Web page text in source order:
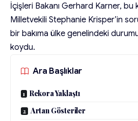
İçişleri Bakanı Gerhard Karner, bu
Milletvekili Stephanie Krisper’in
bir bakıma ülke genelindeki
koydu.
Ara Başlıklar
Rekora Yaklaştı
Artan Gösteriler